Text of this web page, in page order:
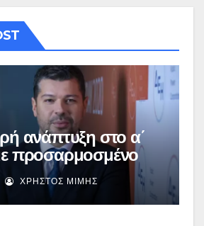
ανάπτυξη στο α΄
προσαρμοσμένο
€1,2 δισ.
ΧΡΉΣΤΟΣ ΜΊΜΗΣ